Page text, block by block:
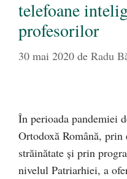
telefoane
profesorilor
30 mai 2020 de Radu
În perioada pandemiei
Ortodoxă Română,
străinătate și prin
nivelul Patriarhiei, a